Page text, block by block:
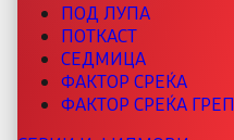
ПОД ЛУПА
ПОТКАСТ
СЕДМИЦА
ФАКТОР СРЕЌА
ФАКТОР СРЕЌА